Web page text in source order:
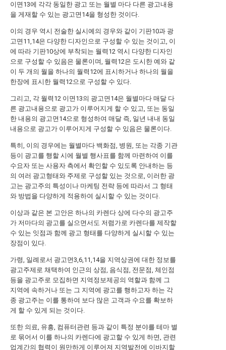
이면13에 각각 동일한 광고 또는 월별 마다 다른 광고내용
을 게재할 수 있는 광고면14을 형성한 것이다.
이의 경우 역시 전술한 실시예의 경우와 같이 기판10과 광
고면11,14은 다양한 디자인으로 구성할 수 있는 것이고, 이
에 따라 기판10상에 부착되는 월력12 역시 다양한 디자인
으로 구성할 수 있음은 물론이며, 월력12은 도시한 예와 같
이 두 개의 월을 하나의 월력12에 표시하거나 하나의 월을
한장에 표시한 월력12으로 구성할 수 있다.
그리고, 각 월력12 이면13의 광고면14은 월별마다 매달 다
른 광고내용으로 광고가 이루어지게 할 수 있고, 또는 동일
한 내용의 광고면14으로 형성하여 매달 즉, 일년 내내 동일
내용으로 광고가 이루어지게 구성할 수 있음은 물론이다.
특히, 이의 경우에는 월별마다 백화점, 병원, 또는 각종 기관
등이 광고를 행할 시에 월별 행사표를 함께 마련하여 이를
수요자 또는 사용자 측에서 확인할 수 있도록 안내하는 등
의 여러 광고형태와 주제로 구성할 있는 것으로, 이러한 광
고는 광고주의 특성이나 마케팅 전략 등에 따라서 그 형태
와 방법을 다양하게 적용하여 실시할 수 있는 것이다.
이상과 같은 본 고안은 하나의 카렌다 상에 다수의 광고주
가 저마다의 광고를 실으면서도 저렴가로 카렌다를 제작할
수 있는 잇점과 함께 광고 형태를 다양하게 실시할 수 있는
장점이 있다.
가령, 일례로서 광고면3,6,11,14을 지역상권에 대한 정보를
광고주제로 채택하여 인근의 상점, 음식점, 전문점, 체인점
등을 광고주로 모집하면 지역정보제공의 역할과 함께 그
지역에 속하거나 또는 그 지역에 광고를 행하고자 하는 각
종 광고주는 이를 통하여 보다 많은 고객과 수요를 확보하
게 할 수 있게 되는 것이다.
또한 의료, 유흥, 컴퓨터관련 등과 같이 특정 분야를 테마 별
로 묶어서 이를 하나의 카렌다에 광고할 수 있게 하면, 관련
업계간의 협력이 원만하게 이루어져 지역발전에 이바지할